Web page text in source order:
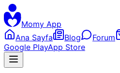
Momy App
Ana Sayfa
Blog Forum
Google PlayApp Store